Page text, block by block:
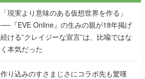
「現実より意味のある仮想世界を作る」
──『EVE Online』の生みの親が18年掲げ
続ける”クレイジーな宣言”は、比喩ではな
く本気だった
作り込みのすさまじさにコラボ先も驚嘆